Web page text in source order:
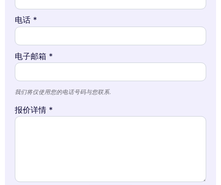
电话 *
电子邮箱 *
我们将仅使用您的电话号码与您联系.
报价详情 *